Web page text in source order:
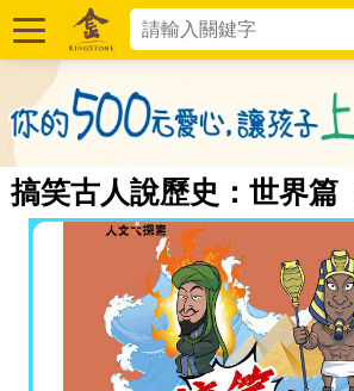
搞笑古人說歷史：世界篇